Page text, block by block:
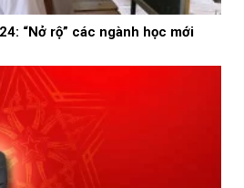
“Nở rộ” các ngành học mới